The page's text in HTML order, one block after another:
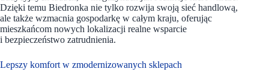
Dzięki temu Biedronka nie tylko rozwija swoją sieć handlową,
ale także wzmacnia gospodarkę w całym kraju, oferując
mieszkańcom nowych lokalizacji realne wsparcie
i bezpieczeństwo zatrudnienia.
Lepszy komfort w zmodernizowanych sklepach